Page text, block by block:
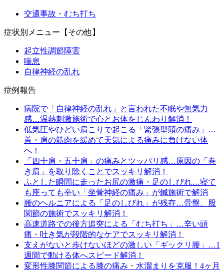
交通事故・むち打ち
症状別メニュー【その他】
起立性調節障害
喘息
自律神経の乱れ
症例報告
病院で「自律神経の乱れ」と言われた不眠や無気力
感…温熱刺激施術で心とお体をじんわり解消！
低気圧やひどい肩こりで起こる「緊張型頭の痛み」…
首・肩の筋肉を緩めて天気による痛みに負けない体
へ！
「四十肩・五十肩」の痛みとツッパリ感…原因の「巻
き肩」を取り除くことでスッキリ解消！
ふとした瞬間に走ったお尻の激痛・足のしびれ…寝て
も座っても辛い「坐骨神経の痛み」が鍼施術で解消
腰のヘルニアによる「足のしびれ」が残存…骨盤、股
関節の施術でスッキリ解消！
高速道路での後方追突による「むち打ち」…辛い頭
痛・吐き気が段階的なケアでスッキリ解消！
支えがないと歩けないほどの激しい「ギックリ腰」…1
週間で動ける体へスピード解消！
変形性膝関節による膝の痛み・水溜まりを克服！4ヶ月